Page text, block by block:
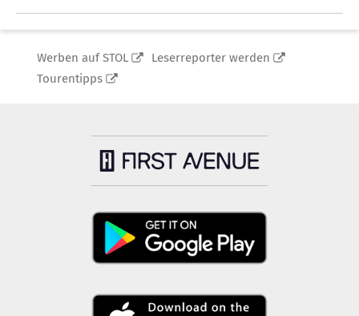
Werben auf STOL
Leserreporter werden
Tourentipps